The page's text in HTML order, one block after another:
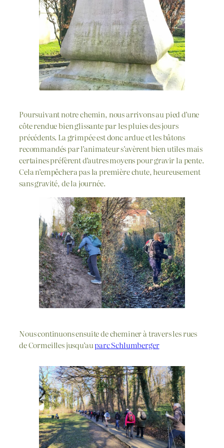
Poursuivant notre chemin, nous arrivons au pied d’une
côte rendue bien glissante par les pluies des jours
précédents. La grimpée est donc ardue et les bâtons
recommandés par l’animateur s’avèrent bien utiles mais
certaines préfèrent d’autres moyens pour gravir la pente.
Cela n’empêchera pas la première chute, heureusement
sans gravité, de la journée.
Nous continuons ensuite de cheminer à travers les rues
de Cormeilles jusqu’auparc Schlumberger